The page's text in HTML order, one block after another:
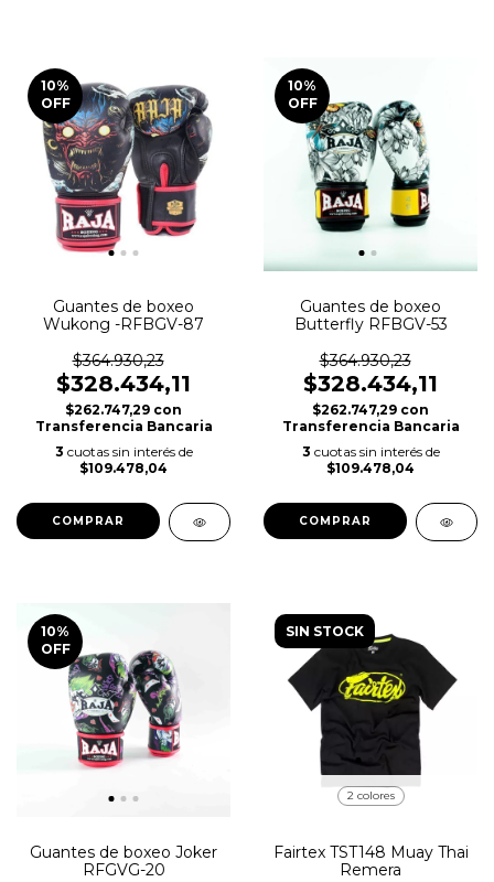
10%
OFF
Guantes de boxeo
Wukong -RFBGV-87
$364.930,23
$328.434,11
$262.747,29 con
Transferencia Bancaria
3 cuotas sin interés de
$109.478,04
COMPRAR
10%
OFF
Guantes de boxeo
Butterfly RFBGV-53
$364.930,23
$328.434,11
$262.747,29 con
Transferencia Bancaria
3 cuotas sin interés de
$109.478,04
COMPRAR
10%
OFF
Guantes de boxeo Joker
RFGVG-20
SIN STOCK
2 colores
Fairtex TST148 Muay Thai
Remera